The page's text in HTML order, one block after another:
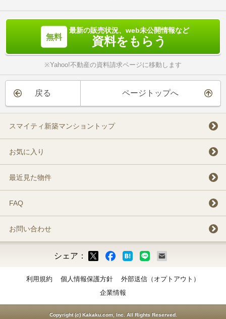
最新の販売状況、web未公開情報など
資料をもらう
※Yahoo!不動産の資料請求ページに移動します
戻る ページトップへ
スマイティ新築マンショントップ
お気に入り
最近見た物件
FAQ
お問い合わせ
シェア：
利用規約 個人情報保護方針
外部送信（オプトアウト）
企業情報
Copyright (c) Kakaku.com, Inc. All Rights Reserved.